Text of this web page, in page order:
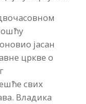
јасан
цркве о
свих
Владика